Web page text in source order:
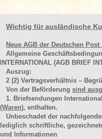
Wichtig für ausländische
Neue AGB der Deutschen Post
Allgemeine
INTERNATIONAL (AGB BRIEF
Auszug:
2 (2) Vertragsverhältnis –
Von der Beförderung sind
1. Briefsendungen
(Waren), enthalten.
Unbeschadet der
lediglich schriftliche,
und Informationen